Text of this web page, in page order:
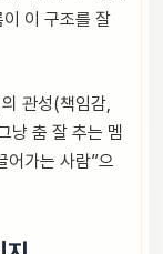
이 구조를 잘
관성(책임감,
냥 춤 잘 추는 멤
어가는 사람”으